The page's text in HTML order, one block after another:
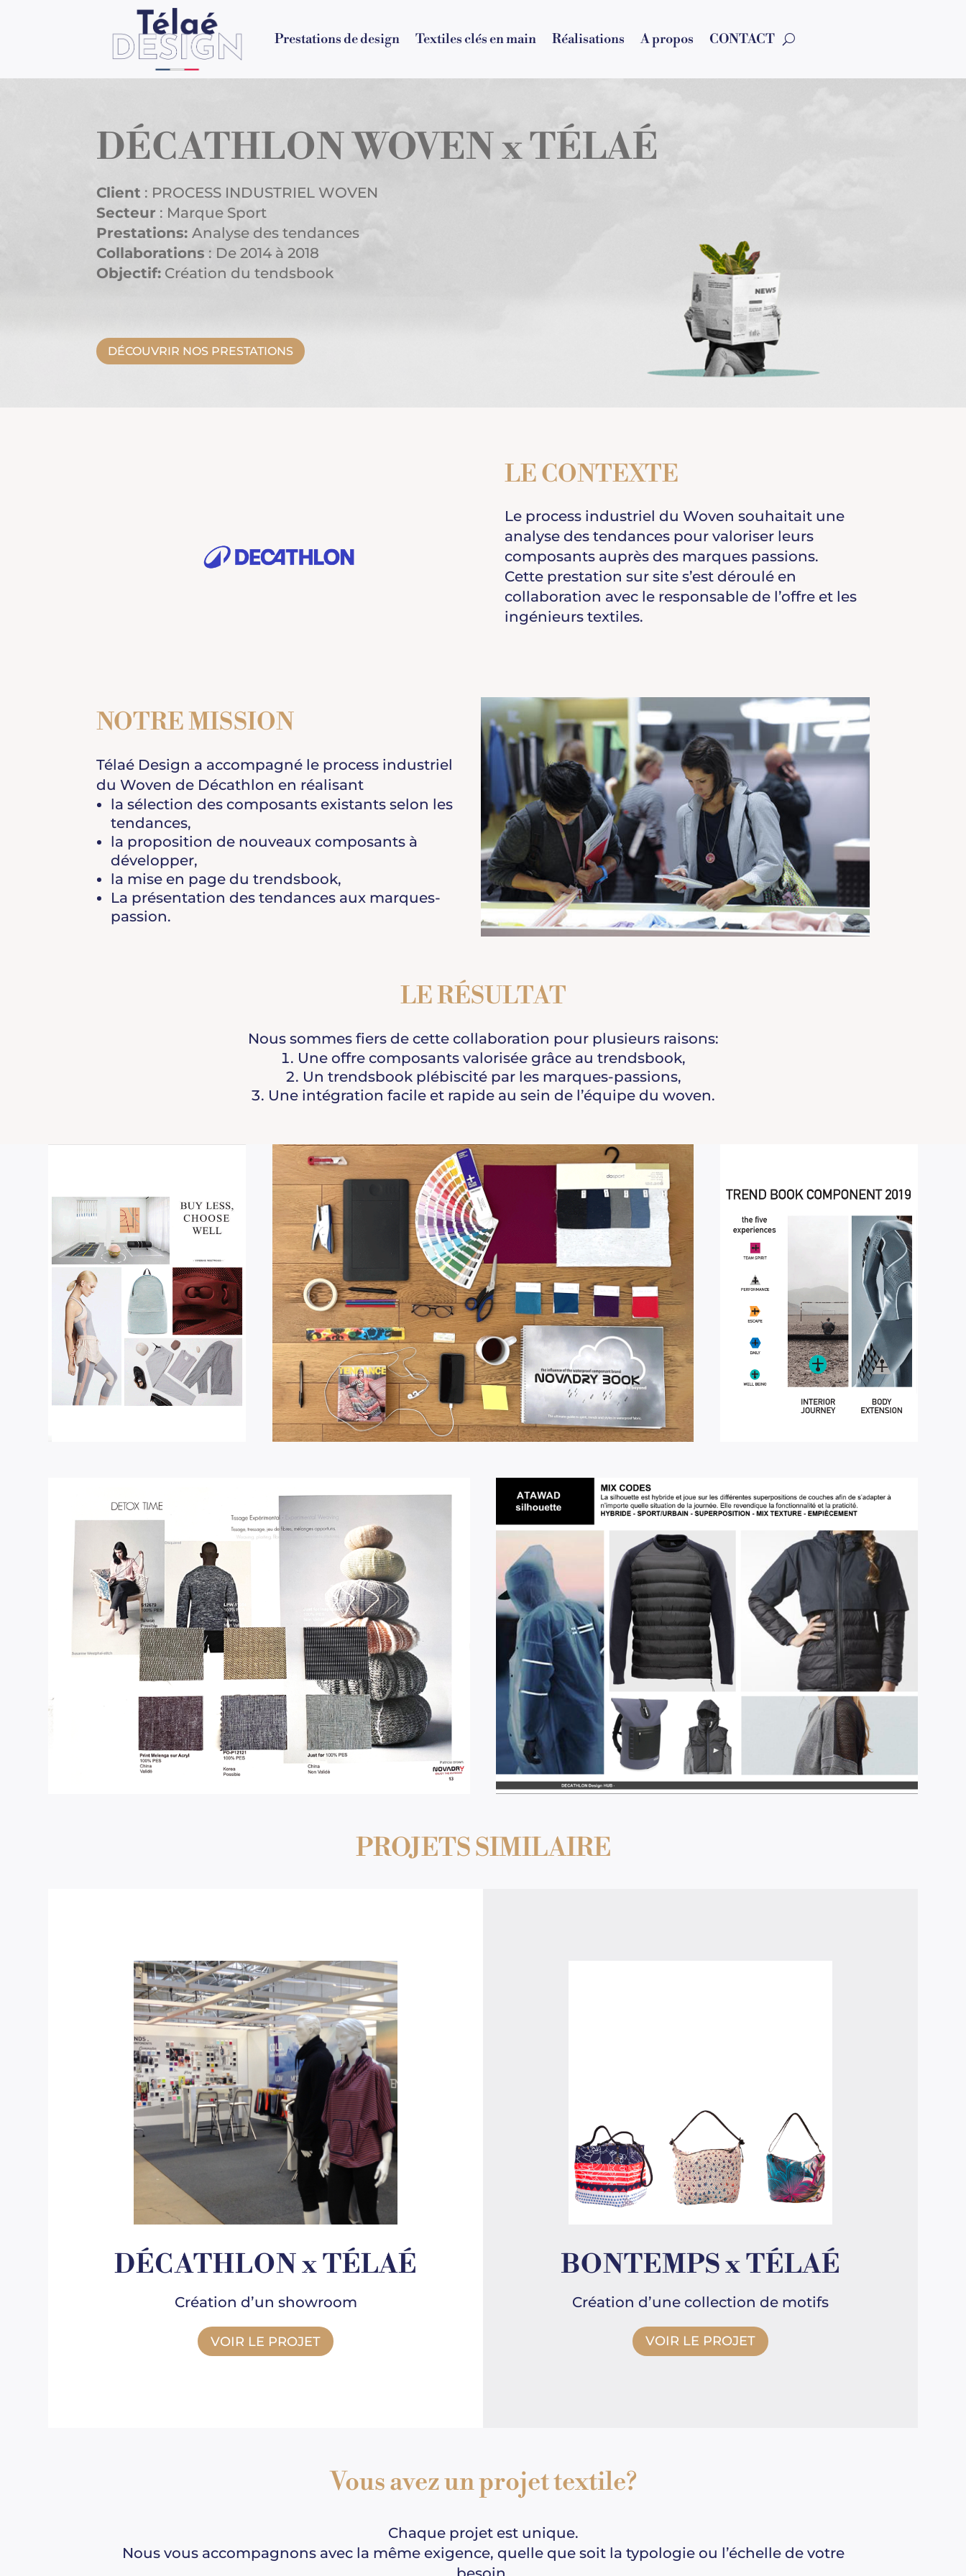
Prestations de design Textiles clés en main Réalisations A propos CONTACT
DÉCATHLON WOVEN x TÉLAÉ
Client : PROCESS INDUSTRIEL WOVEN
Secteur : Marque Sport
Prestations:Analyse des tendances
Collaborations : De 2014 à 2018
Objectif: Création du tendsbook
DÉCOUVRIR NOS PRESTATIONS
LE CONTEXTE
Le process industriel du Woven souhaitait une
analyse des tendances pour valoriser leurs
composants auprès des marques passions.
Cette prestation sur site s’est déroulé en
collaboration avec le responsable de l’offre et les
ingénieurs textiles.
NOTRE MISSION
Télaé Design a accompagné le process industriel
du Woven de Décathlon en réalisant
la sélection des composants existants selon les
tendances,
la proposition de nouveaux composants à
développer,
la mise en page du trendsbook,
La présentation des tendances aux marques-
passion.
LE RÉSULTAT
Nous sommes fiers de cette collaboration pour plusieurs raisons:
Une offre composants valorisée grâce au trendsbook,
Un trendsbook plébiscité par les marques-passions,
Une intégration facile et rapide au sein de l’équipe du woven.
PROJETS SIMILAIRE
DÉCATHLON x TÉLAÉ
Création d’un showroom
VOIR LE PROJET
BONTEMPS x TÉLAÉ
Création d’une collection de motifs
VOIR LE PROJET
Vous avez un projet textile?
Chaque projet est unique.
Nous vous accompagnons avec la même exigence, quelle que soit la typologie ou l’échelle de votre